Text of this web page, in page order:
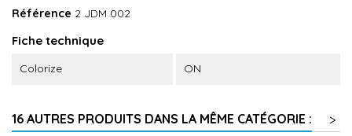
Référence 2 JDM 002
Fiche technique
Colorize ON
16 AUTRES PRODUITS DANS LA MÊME CATÉGORIE :
>